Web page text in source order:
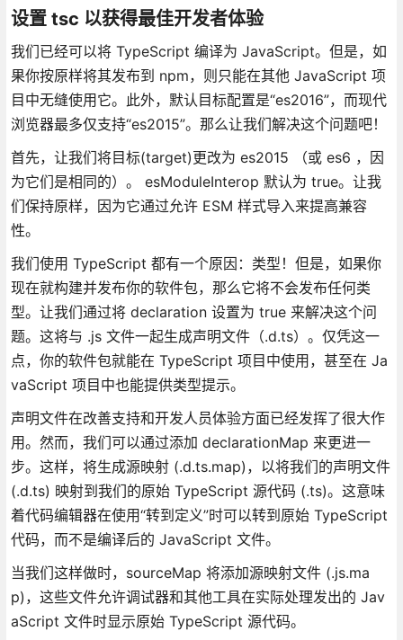
设置 tsc 以获得最佳开发者体验
我们已经可以将 TypeScript 编译为 JavaScript。但是，如
果你按原样将其发布到 npm，则只能在其他 JavaScript 项
目中无缝使用它。此外，默认目标配置是“es2016”，而现代
浏览器最多仅支持“es2015”。那么让我们解决这个问题吧！
首先，让我们将目标(target)更改为 es2015 （或 es6 ，因
为它们是相同的）。 esModuleInterop 默认为 true。让我
们保持原样，因为它通过允许 ESM 样式导入来提高兼容
性。
我们使用 TypeScript 都有一个原因：类型！但是，如果你
现在就构建并发布你的软件包，那么它将不会发布任何类
型。让我们通过将 declaration 设置为 true 来解决这个问
题。这将与 .js 文件一起生成声明文件（.d.ts）。仅凭这一
点，你的软件包就能在 TypeScript 项目中使用，甚至在 Ja
vaScript 项目中也能提供类型提示。
声明文件在改善支持和开发人员体验方面已经发挥了很大作
用。然而，我们可以通过添加 declarationMap 来更进一
步。这样，将生成源映射 (.d.ts.map)，以将我们的声明文件
(.d.ts) 映射到我们的原始 TypeScript 源代码 (.ts)。这意味
着代码编辑器在使用“转到定义”时可以转到原始 TypeScript
代码，而不是编译后的 JavaScript 文件。
当我们这样做时，sourceMap 将添加源映射文件 (.js.ma
p)，这些文件允许调试器和其他工具在实际处理发出的 Jav
aScript 文件时显示原始 TypeScript 源代码。